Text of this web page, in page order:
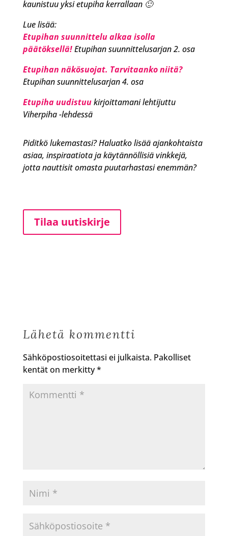
kaunistuu yksi etupiha kerrallaan 🙂
Lue lisää:
Etupihan suunnittelu alkaa isolla
päätöksellä!Etupihan suunnittelusarjan 2. osa
Etupihan näkösuojat. Tarvitaanko niitä?
Etupihan suunnittelusarjan 4. osa
Etupiha uudistuukirjoittamani lehtijuttu
Viherpiha -lehdessä
Piditkö lukemastasi? Haluatko lisää ajankohtaista
asiaa, inspiraatiota ja käytännöllisiä vinkkejä,
jotta nauttisit omasta puutarhastasi enemmän?
Tilaa uutiskirje
Lähetä kommentti
Sähköpostiosoitettasi ei julkaista. Pakolliset
kentät on merkitty*